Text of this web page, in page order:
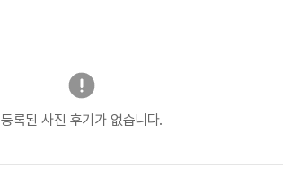
등록된 사진 후기가 없습니다.